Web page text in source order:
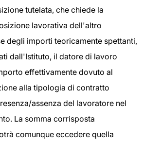
tutelata, che chiede la
lavorativa dell'altro
degli importi teoricamente spettanti,
dall'Istituto, il datore di lavoro
effettivamente dovuto al
alla tipologia di contratto
assenza del lavoratore nel
La somma corrisposta
comunque eccedere quella